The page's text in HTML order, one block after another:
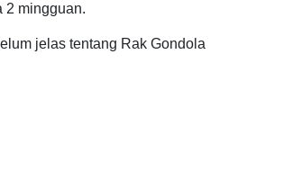
2 mingguan.
jelas tentang Rak Gondola